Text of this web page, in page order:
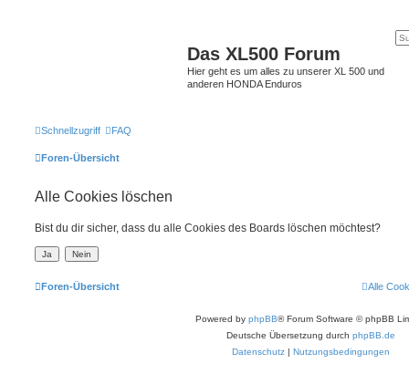
Das XL500 Forum
Hier geht es um alles zu unserer XL 500 und
anderen HONDA Enduros
Schnellzugriff FAQ
Foren-Übersicht
Alle Cookies löschen
Bist du dir sicher, dass du alle Cookies des Boards löschen möchtest?
Foren-Übersicht Alle
Powered by phpBB® Forum Software © phpBB
Deutsche Übersetzung durch phpBB.de
Datenschutz | Nutzungsbedingungen